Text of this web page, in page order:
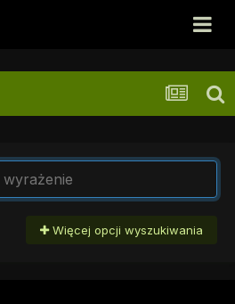
Więcej opcji wyszukiwania